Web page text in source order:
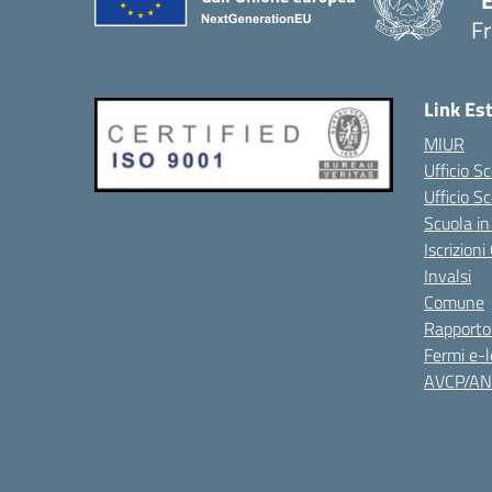
Link
MIUR
Ufficio
Ufficio
Scuola
Invalsi
Comune
Fermi e-
AVCP/